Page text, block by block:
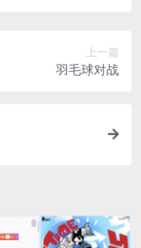
上一篇
羽毛球对战